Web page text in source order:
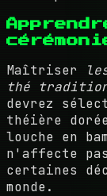
Maîtriser
thé
devrez
théière
louche en
n'affecte
certaines
monde.